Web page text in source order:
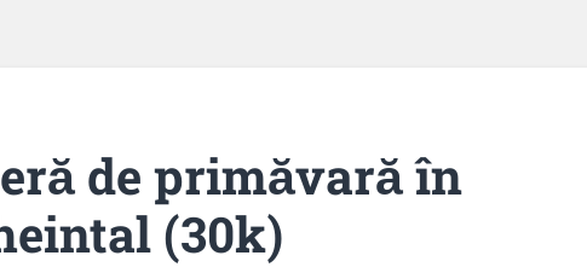
de primăvară în
(30k)